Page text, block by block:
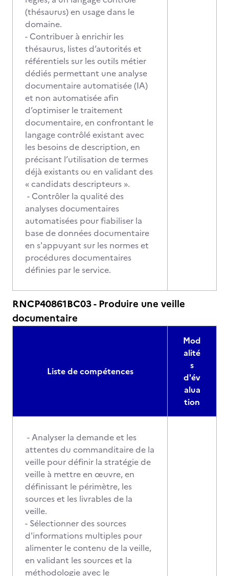
(thésaurus) en usage dans le
domaine.
- Contribuer à enrichir les
thésaurus, listes d’autorités et
référentiels sur les outils métier
dédiés permettant une analyse
documentaire automatisée (IA)
et non automatisée afin
d’optimiser le traitement
documentaire, en confrontant le
langage contrôlé existant avec
les besoins de description, en
précisant l’utilisation de termes
déjà existants ou en validant des
« candidats descripteurs ».
- Contrôler la qualité des
analyses documentaires
automatisées pour fiabiliser la
base de données documentaire
en s'appuyant sur les normes et
procédures documentaires
définies par le service.
RNCP40861BC03 - Produire une veille
documentaire
Liste de compétences
Mod
alité
s
d'év
alua
tion
- Analyser la demande et les
attentes du commanditaire de la
veille pour définir la stratégie de
veille à mettre en œuvre, en
définissant le périmètre, les
sources et les livrables de la
veille.
- Sélectionner des sources
d'informations multiples pour
alimenter le contenu de la veille,
en validant les sources et la
méthodologie avec le